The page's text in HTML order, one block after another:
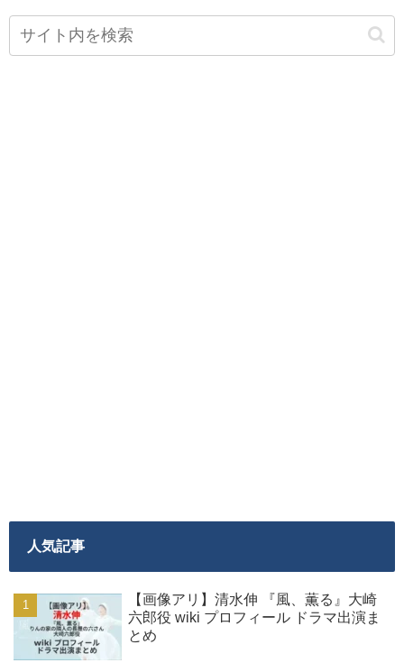
人気記事
【画像アリ】清水伸 『風、薫る』大崎
六郎役 wiki プロフィール ドラマ出演ま
とめ